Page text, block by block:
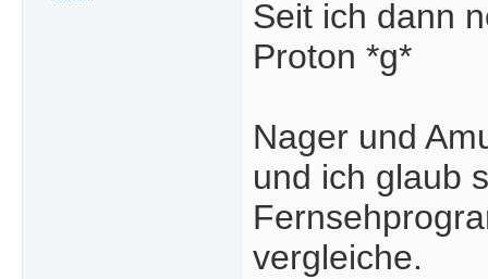
Seit ich dann
Proton *g*
Nager und
und ich glaub
vergleiche.